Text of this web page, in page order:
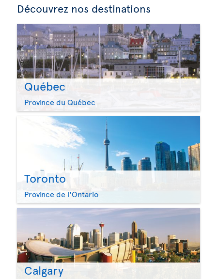
Découvrez nos destinations
Québec
Province du Québec
Toronto
Province de l'Ontario
Calgary